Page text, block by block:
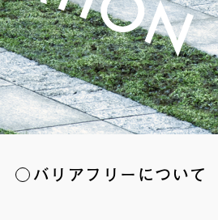
バリアフリーについて